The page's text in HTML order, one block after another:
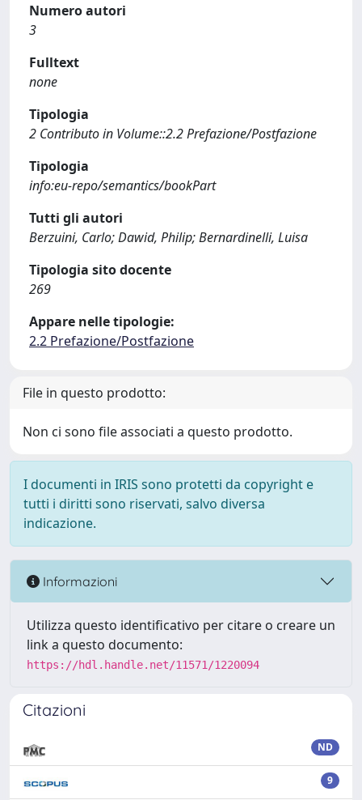
Numero autori
3
Fulltext
none
Tipologia
2 Contributo in Volume::2.2 Prefazione/Postfazione
Tipologia
info:eu-repo/semantics/bookPart
Tutti gli autori
Berzuini, Carlo; Dawid, Philip; Bernardinelli, Luisa
Tipologia sito docente
269
Appare nelle tipologie:
2.2 Prefazione/Postfazione
File in questo prodotto:
Non ci sono file associati a questo prodotto.
I documenti in IRIS sono protetti da copyright e
tutti i diritti sono riservati, salvo diversa
indicazione.
Informazioni
Utilizza questo identificativo per citare o creare un
link a questo documento:
https://hdl.handle.net/11571/1220094
Citazioni
ND
9